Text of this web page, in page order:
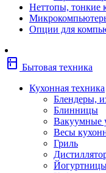
Неттопы, тонкие
Опции для
kitchen Бытовая техника
Кухонная техника
Блендеры,
Блинницы
Вакуумные
Весы
Гриль